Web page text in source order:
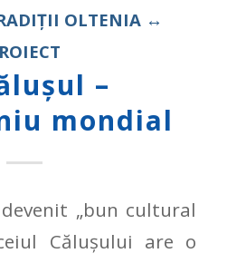
OLTENIA ↔
–
mondial
„bun cultural
Căluşului are o